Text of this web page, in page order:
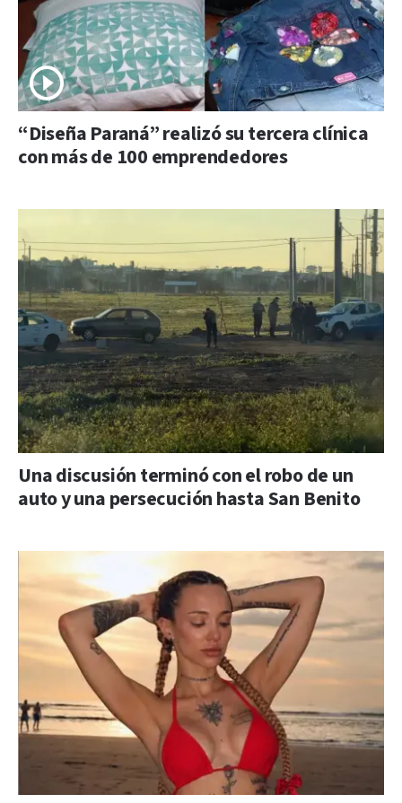
“Diseña Paraná” realizó su tercera clínica
con más de 100 emprendedores
Una discusión terminó con el robo de un
auto y una persecución hasta San Benito